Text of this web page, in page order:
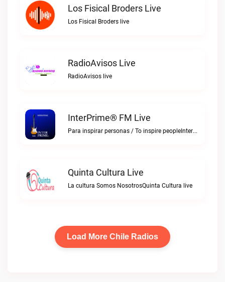
Los Fisical Broders Live
Los Fisical Broders live
RadioAvisos Live
RadioAvisos live
InterPrime® FM Live
Para inspirar personas / To inspire peopleInterPrime® FM live
Quinta Cultura Live
La cultura Somos NosotrosQuinta Cultura live
Load More Chile Radios